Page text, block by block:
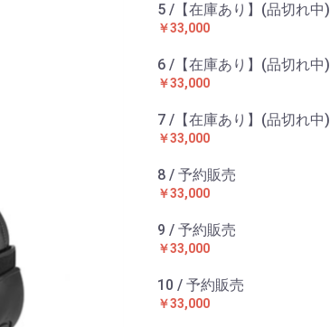
5 /【在庫あり】(品切れ中)
￥33,000
6 /【在庫あり】(品切れ中)
￥33,000
7 /【在庫あり】(品切れ中)
￥33,000
8 / 予約販売
￥33,000
9 / 予約販売
￥33,000
10 / 予約販売
￥33,000